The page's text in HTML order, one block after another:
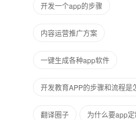
开发一个app的步骤
内容运营推广方案
一键生成各种app软件
开发教育APP的步骤和流程是
翻译圈子 为什么要app定